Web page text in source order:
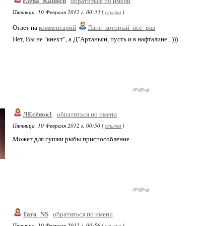
Пятница, 10 Февраля 2012 г. 00:33 (ссылка )
Ответ на комментарий
Ланс_который_всё_рав
Нет, Вы не "кнехт", а Д"Артаньян, пусть и в нафталине...)))
ЛЕсёнок1
обратиться по имени
Пятница, 10 Февраля 2012 г. 00:50 (ссылка )
Может для сушки рыбы приспособление...
Tara_NS обратиться по имени